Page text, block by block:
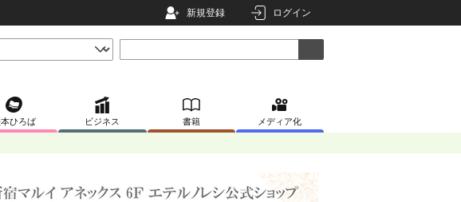
新規登録 ログイン
ひろば ビジネス 書籍 メディア化